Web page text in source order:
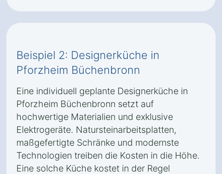
Beispiel 2: Designerküche in
Pforzheim Büchenbronn
Eine individuell geplante Designerküche in
Pforzheim Büchenbronn setzt auf
hochwertige Materialien und exklusive
Elektrogeräte. Natursteinarbeitsplatten,
maßgefertigte Schränke und modernste
Technologien treiben die Kosten in die Höhe.
Eine solche Küche kostet in der Regel